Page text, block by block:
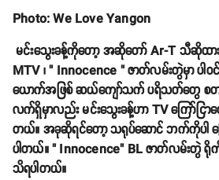
Photo: We Love Yangon
မင်းသွေးခန့်ကိုတော့ အဆိုတော် Ar-T သီဆိုထာ
MTV ၊ " Innocence " ဇာတ်လမ်းတွဲမှာ ပ
ယောက်အဖြစ် ဆယ်ကျော်သက် ပရိသတ်တွေ စတ
လက်ရှိမှာလည်း မင်းသွေးခန့်ဟာ TV ကြော်ငြာ
တယ်။ အခုဆိုရင်တော့ သရုပ်ဆောင် ဘက်ကိုပါ ခ
ပါတယ်။ " Innocence" BL ဇာတ်လမ်းတွဲ ရို
သိရပါတယ်။